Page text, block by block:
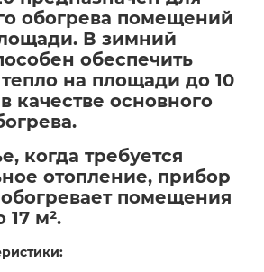
обогрева помещений
В зимний
обеспечить
на площади до 10
качестве основного
когда требуется
отопление, прибор
помещения
м².